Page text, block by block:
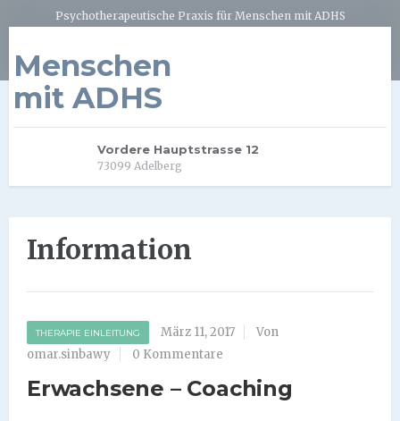
Psychotherapeutische Praxis für Menschen mit ADHS
Menschen
mit ADHS
Vordere Hauptstrasse 12
73099 Adelberg
Information
THERAPIE EINLEITUNG März 11, 2017
Von
omar.sinbawy
0 Kommentare
Erwachsene – Coaching